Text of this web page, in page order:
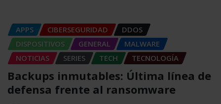
APPS CIBERSEGURIDAD
DDOS
DISPOSITIVOS
GENERAL
MALWARE
NOTICIAS
SERIES TECH TECNOLOGÍA
Backups inmutables: Última línea de
defensa frente al ransomware